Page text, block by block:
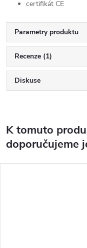
certifikát CE
Parametry produktu
Recenze (1)
Diskuse
K tomuto
doporučujeme